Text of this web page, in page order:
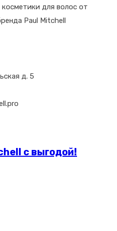
для волос от
Paul Mitchell
д. 5
с выгодой!